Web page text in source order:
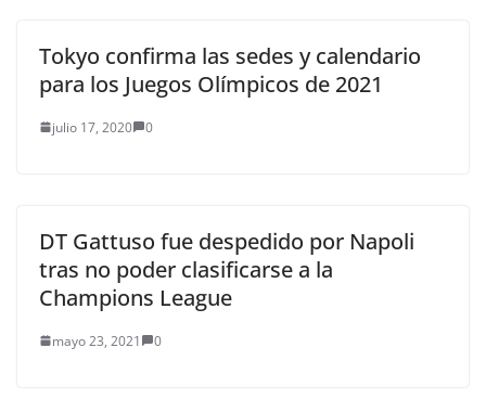
Tokyo confirma las sedes y calendario
para los Juegos Olímpicos de 2021
julio 17, 2020 0
DT Gattuso fue despedido por Napoli
tras no poder clasificarse a la
Champions League
mayo 23, 2021 0